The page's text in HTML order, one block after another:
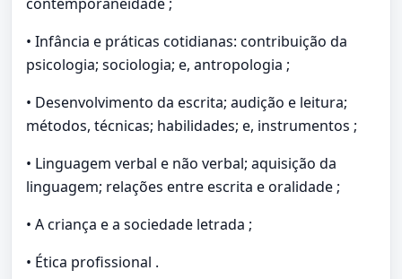
• Infância e práticas cotidianas: contribuição da
psicologia; sociologia; e, antropologia ;
• Desenvolvimento da escrita; audição e leitura;
métodos, técnicas; habilidades; e, instrumentos ;
• Linguagem verbal e não verbal; aquisição da
linguagem; relações entre escrita e oralidade ;
• A criança e a sociedade letrada ;
• Ética profissional .